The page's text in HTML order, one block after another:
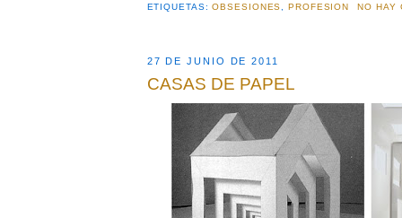
ETIQUETAS:OBSESIONES ,PROFESION NO HAY
27 DE JUNIO DE 2011
CASAS DE PAPEL